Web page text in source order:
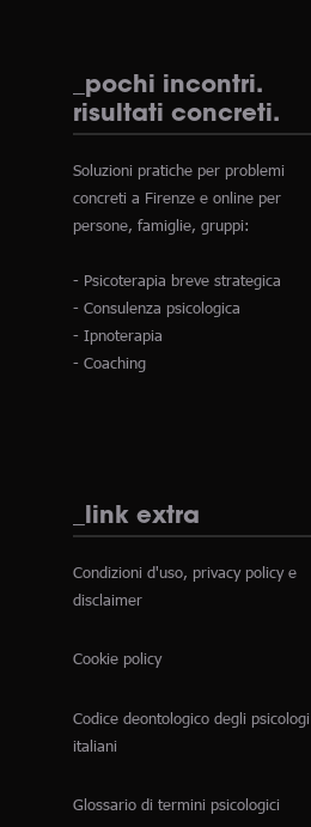
_pochi incontri.
risultati concreti.
Soluzioni pratiche per problemi
concreti a Firenze e online per
persone, famiglie, gruppi:
- Psicoterapia breve strategica
- Consulenza psicologica
- Ipnoterapia
- Coaching
_link extra
Condizioni d'uso, privacy policy e
disclaimer
Cookie policy
Codice deontologico degli psicologi
italiani
Glossario di termini psicologici